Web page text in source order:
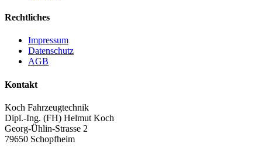
Rechtliches
Impressum
Datenschutz
AGB
Kontakt
Koch Fahrzeugtechnik
Dipl.-Ing. (FH) Helmut Koch
Georg-Ühlin-Strasse 2
79650 Schopfheim